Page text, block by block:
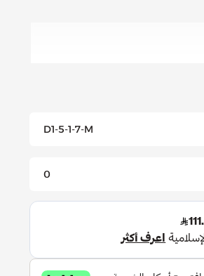
D1-5-1-7-M
0